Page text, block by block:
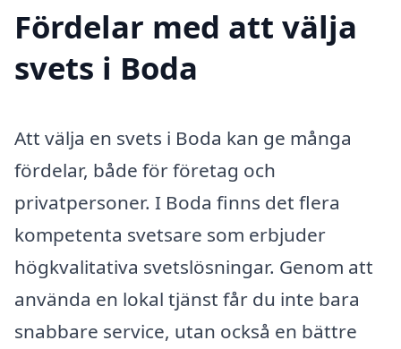
Fördelar med att välja
svets i Boda
Att välja en svets i Boda kan ge många
fördelar, både för företag och
privatpersoner. I Boda finns det flera
kompetenta svetsare som erbjuder
högkvalitativa svetslösningar. Genom att
använda en lokal tjänst får du inte bara
snabbare service, utan också en bättre